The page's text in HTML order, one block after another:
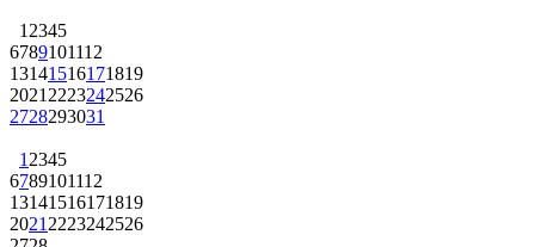
1 2345
6789101112
13141516171819
2021 2223242526
2728293031
1 2345
6789101112
13141516171819
2021 2223242526